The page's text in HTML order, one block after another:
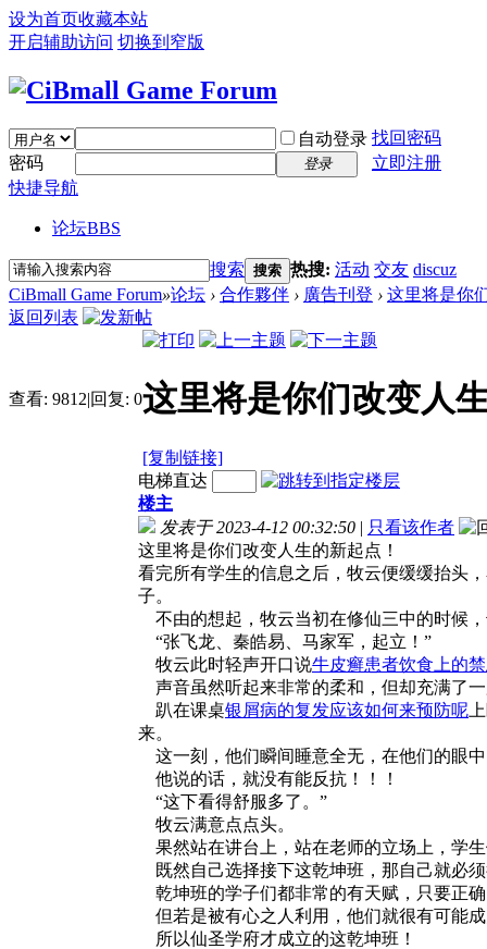
设为首页收藏本站
开启辅助访问 切换到窄版
自动登录 找回密码
密码
登录
立即注册
快捷导航
论坛BBS
搜索 搜索 热搜: 活动 交友 discuz
CiBmall Game Forum»论坛 › 合作夥伴 › 廣告刊登 › 这里将是你
返回列表
查看: 9812|回复: 0这里将是你们改变人
[复制链接]
电梯直达
楼主
发表于 2023-4-12 00:32:50 | 只看该作者
这里将是你们改变人生的新起点！
看完所有学生的信息之后，牧云便缓缓抬头
子。
不由的想起，牧云当初在修仙三中的时候
“张飞龙、秦皓易、马家军，起立！”
牧云此时轻声开口说牛皮癣患者饮食上的
声音虽然听起来非常的柔和，但却充满了
趴在课桌银屑病的复发应该如何来预防呢
来。
这一刻，他们瞬间睡意全无，在他们的眼
他说的话，就没有能反抗！！！
“这下看得舒服多了。”
牧云满意点点头。
果然站在讲台上，站在老师的立场上，学
既然自己选择接下这乾坤班，那自己就必
乾坤班的学子们都非常的有天赋，只要正
但若是被有心之人利用，他们就很有可能成
所以仙圣学府才成立的这乾坤班！